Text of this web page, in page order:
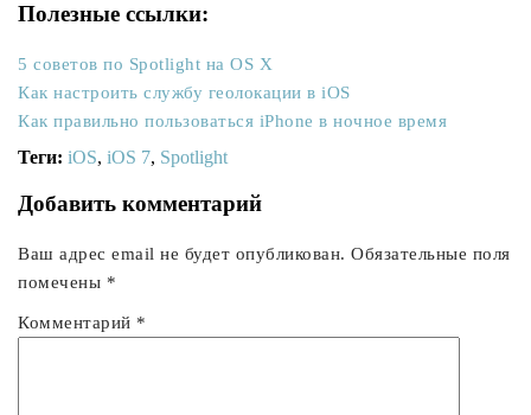
Полезные ссылки:
5 советов по Spotlight на OS X
Как настроить службу геолокации в iOS
Как правильно пользоваться iPhone в ночное время
Теги: iOS, iOS 7, Spotlight
Добавить комментарий
Ваш адрес email не будет опубликован. Обязательные поля
помечены *
Комментарий *